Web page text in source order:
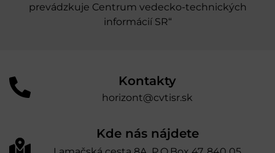
prevádzkuje Centrum vedecko-technických
informácií SR“
Kontakty
horizont@cvtisr.sk
Kde nás nájdete